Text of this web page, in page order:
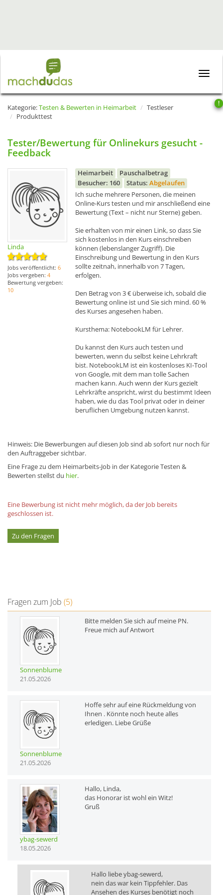
Toggle
!
Kategorie:Testen & Bewerten in Heimarbeit
Testleser
Produkttest
Tester/Bewertung für Onlinekurs gesucht -
Feedback
Linda
Jobs veröffentlicht: 6
Jobs vergeben: 4
Bewertung vergeben:
10
Heimarbeit
Pauschalbetrag
Besucher: 160
Status: Abgelaufen
Ich suche mehrere Personen, die meinen
Online-Kurs testen und mir anschließend eine
Bewertung (Text – nicht nur Sterne) geben.
Sie erhalten von mir einen Link, so dass Sie
sich kostenlos in den Kurs einschreiben
können (lebenslanger Zugriff). Die
Einschreibung und Bewertung in den Kurs
sollte zeitnah, innerhalb von 7 Tagen,
erfolgen.
Den Betrag von 3 € überweise ich, sobald die
Bewertung online ist und Sie sich mind. 60 %
des Kurses angesehen haben.
Kursthema: NotebookLM für Lehrer.
Du kannst den Kurs auch testen und
bewerten, wenn du selbst keine Lehrkraft
bist. NotebookLM ist ein kostenloses KI-Tool
von Google, mit dem man tolle Sachen
machen kann. Auch wenn der Kurs gezielt
Lehrkräfte anspricht, wirst du bestimmt Ideen
haben, wie du das Tool privat oder in deiner
beruflichen Umgebung nutzen kannst.
Hinweis: Die Bewerbungen auf diesen Job sind ab sofort nur noch für
den Auftraggeber sichtbar.
Eine Frage zu dem Heimarbeits-Job in der Kategorie Testen &
Bewerten stellst du hier.
Eine Bewerbung ist nicht mehr möglich, da der Job bereits
geschlossen ist.
Zu den Fragen
Fragen zum Job (5)
Sonnenblume
21.05.2026
Bitte melden Sie sich auf meine PN.
Freue mich auf Antwort
Sonnenblume
21.05.2026
Hoffe sehr auf eine Rückmeldung von
Ihnen . Könnte noch heute alles
erledigen. Liebe Grüße
ybag-sewerd
18.05.2026
Hallo, Linda,
das Honorar ist wohl ein Witz!
Gruß
Hallo liebe ybag-sewerd,
nein das war kein Tippfehler. Das
Ansehen des Kurses benötigt noch